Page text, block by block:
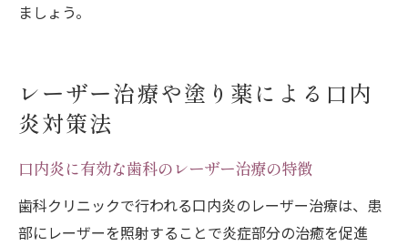
ましょう。
レーザー治療や塗り薬による口内
炎対策法
口内炎に有効な歯科のレーザー治療の特徴
歯科クリニックで行われる口内炎のレーザー治療は、患
部にレーザーを照射することで炎症部分の治癒を促進